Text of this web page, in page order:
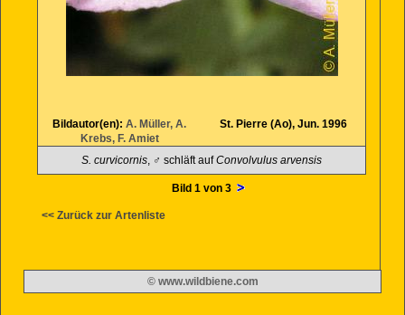
Bildautor(en):A. Müller, A.
Krebs, F. Amiet
St. Pierre (Ao), Jun. 1996
S. curvicornis, ♂ schläft aufConvolvulus arvensis
Bild 1 von 3
<< Zurück zur Artenliste
© www.wildbiene.com